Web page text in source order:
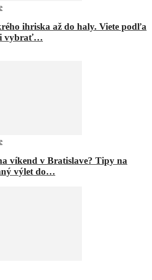
ihriska až do haly. Viete podľa
vybrať…
víkend v Bratislave? Tipy na
výlet do…